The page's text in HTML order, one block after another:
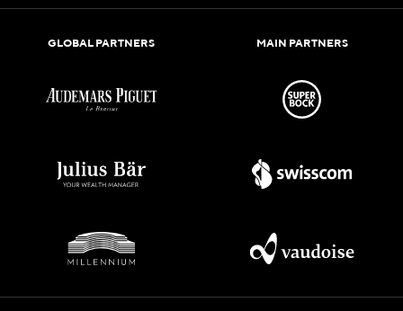
GLOBAL PARTNERS MAIN PARTNERS